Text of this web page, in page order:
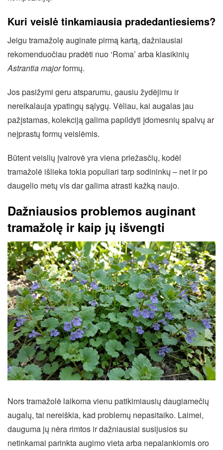
Kuri veislė tinkamiausia pradedantiesiems?
Jeigu tramažolę auginate pirmą kartą, dažniausiai
rekomenduočiau pradėti nuo ‘Roma’ arba klasikinių
Astrantia majorformų.
Jos pasižymi geru atsparumu, gausiu žydėjimu ir
nereikalauja ypatingų sąlygų. Vėliau, kai augalas jau
pažįstamas, kolekciją galima papildyti įdomesnių spalvų ar
neįprastų formų veislėmis.
Būtent veislių įvairovė yra viena priežasčių, kodėl
tramažolė išlieka tokia populiari tarp sodininkų – net ir po
daugelio metų vis dar galima atrasti kažką naujo.
Dažniausios problemos auginant
tramažolę ir kaip jų išvengti
Nors tramažolė laikoma vienu patikimiausių daugiamečių
augalų, tai nereiškia, kad problemų nepasitaiko. Laimei,
dauguma jų nėra rimtos ir dažniausiai susijusios su
netinkamai parinkta augimo vieta arba nepalankiomis oro